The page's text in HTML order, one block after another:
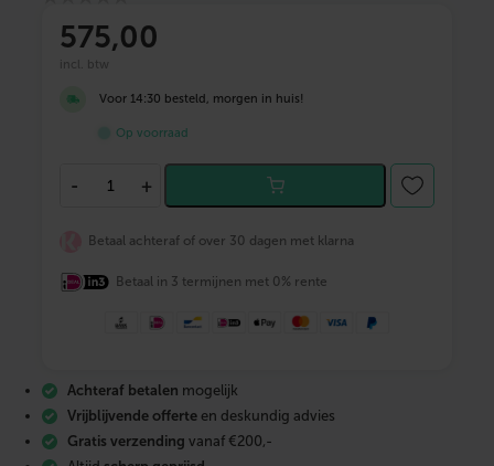
575,00
incl. btw
Voor 14:30 besteld, morgen in huis!
Op voorraad
U
G
R
- +
Betaal achteraf of over 30 dagen met klarna
Betaal in 3 termijnen met 0% rente
Achteraf betalen mogelijk
Vrijblijvende offerte en deskundig advies
Gratis verzending vanaf €200,-